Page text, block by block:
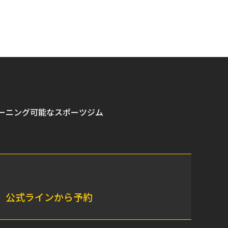
ニング可能なスポーツジム
公式ラインから予約